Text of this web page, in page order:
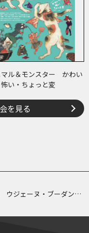
マル＆モンスター かわい
い・ちょっと変
を見る
ウジェーヌ・ブーダン展